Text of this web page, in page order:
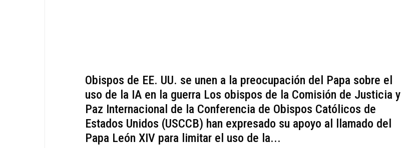
Obispos de EE. UU. se unen a la preocupación del Papa sobre el
uso de la IA en la guerra Los obispos de la Comisión de Justicia y
Paz Internacional de la Conferencia de Obispos Católicos de
Estados Unidos (USCCB) han expresado su apoyo al llamado del
Papa León XIV para limitar el uso de la...